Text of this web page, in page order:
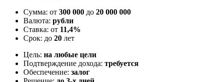
Сумма: от 300 000 до 20 000 000
Валюта: рубли
Ставка: от 11,4%
Срок: до 20 лет
Цель: на любые цели
Подтверждение дохода: требуется
Обеспечение: залог